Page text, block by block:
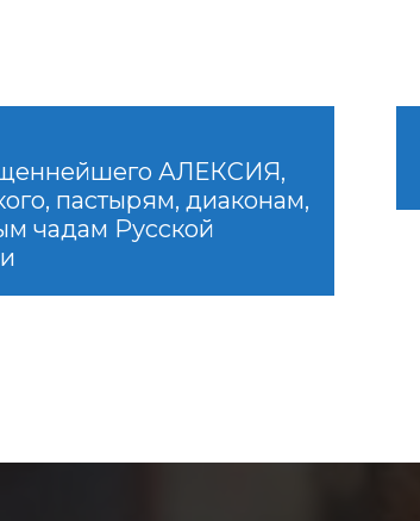
АЛЕКСИЯ,
пастырям, диаконам,
чадам Русской